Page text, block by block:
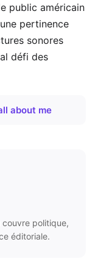
public américain
pertinence
sonores
défi des
about me
couvre politique,
éditoriale.